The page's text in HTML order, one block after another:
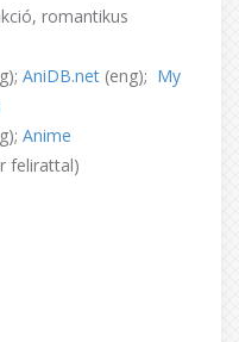
romantikus
AniDB.net (eng); My
Anime
felirattal)